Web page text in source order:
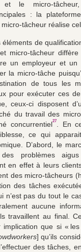
le micro-tâcheur,
: la
tâcheur réalise
de
micro-tâcheur
un employeur et un
la micro-tâche
de tous les
pour exécuter ces
ceux-ci disposent
du travail des
concurrentiel27
. En
ce qui
D’abord, le
problèmes aigus
en effet à leurs
des micro-tâcheurs
des tâches
pas du tout le
aucune
travaillent au final.
implication que si «
] qu’ils
des tâches,